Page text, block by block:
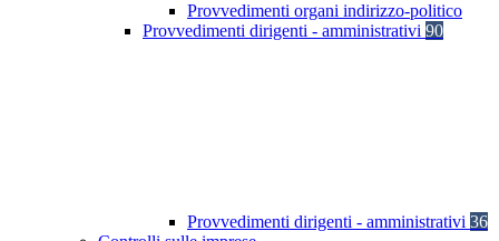
Provvedimenti organi indirizzo-politico
Provvedimenti dirigenti - amministrativi 90
Provvedimenti dirigenti - amministrativi 36